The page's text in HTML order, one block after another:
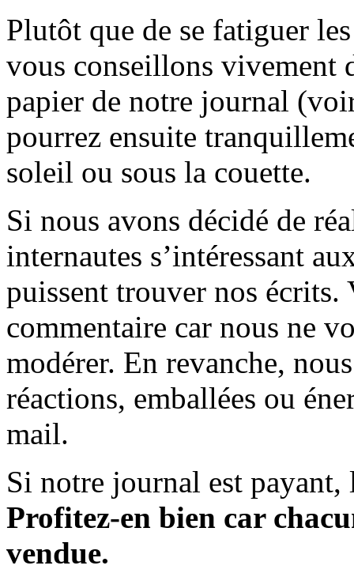
Plutôt que de se fatiguer
vous conseillons vivement
papier de notre journal
pourrez ensuite
soleil ou sous la couette.
Si nous avons décidé de
internautes s’intéressant
puissent trouver nos écrits.
commentaire car nous ne
modérer. En revanche,
réactions, emballées ou
mail.
Si notre journal est payant,
Profitez-en bien car
vendue.